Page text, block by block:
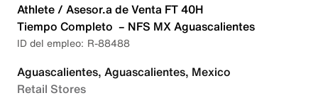
Athlete / Asesor.a de Venta FT 40H
Tiempo Completo – NFS MX Aguascalientes
R-88488
Aguascalientes, Aguascalientes, Mexico
Retail Stores